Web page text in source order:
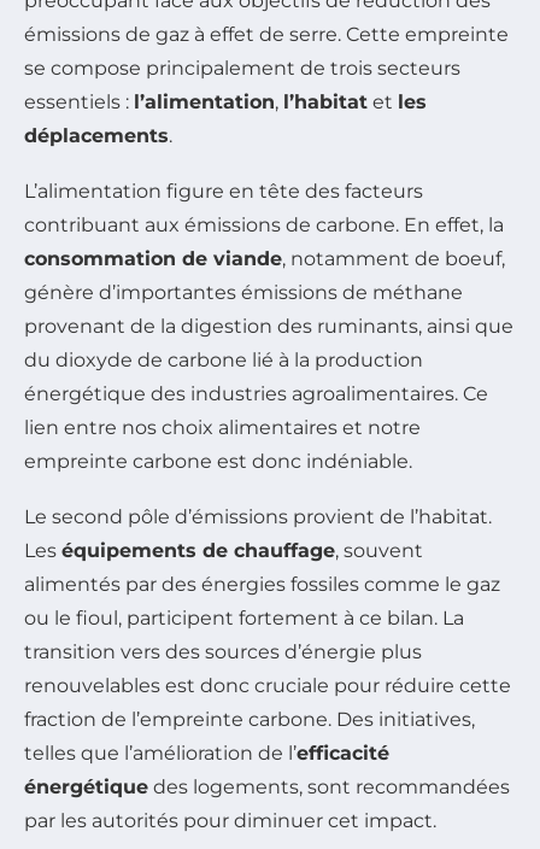
émissions de gaz à effet de serre. Cette empreinte
se compose principalement de trois secteurs
essentiels : l’alimentation, l’habitat et les
déplacements.
L’alimentation figure en tête des facteurs
contribuant aux émissions de carbone. En effet, la
consommation de viande, notamment de boeuf,
génère d’importantes émissions de méthane
provenant de la digestion des ruminants, ainsi que
du dioxyde de carbone lié à la production
énergétique des industries agroalimentaires. Ce
lien entre nos choix alimentaires et notre
empreinte carbone est donc indéniable.
Le second pôle d’émissions provient de l’habitat.
Les équipements de chauffage, souvent
alimentés par des énergies fossiles comme le gaz
ou le fioul, participent fortement à ce bilan. La
transition vers des sources d’énergie plus
renouvelables est donc cruciale pour réduire cette
fraction de l’empreinte carbone. Des initiatives,
telles que l’amélioration de l’efficacité
énergétique des logements, sont recommandées
par les autorités pour diminuer cet impact.